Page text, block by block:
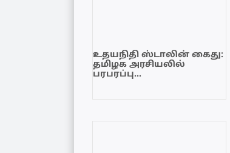
உதயநிதி ஸ்டாலின் கைது:
தமிழக அரசியலில்
பரபரப்பு…